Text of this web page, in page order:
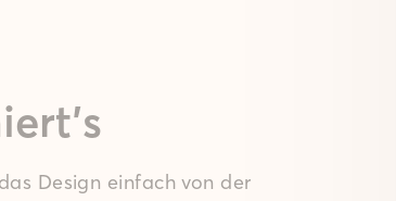
Design einfach von der